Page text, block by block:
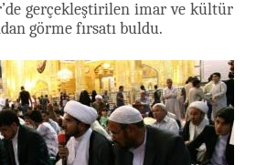
gerçekleştirilen imar ve kültür
görme fırsatı buldu.